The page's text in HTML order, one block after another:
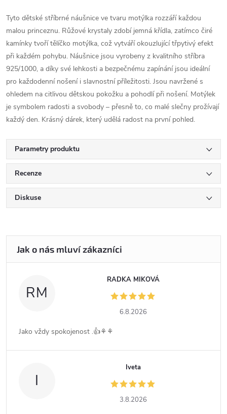
Tyto dětské stříbrné náušnice ve tvaru motýlka rozzáří každou
malou princeznu. Růžové krystaly zdobí jemná křídla, zatímco čiré
kamínky tvoří tělíčko motýlka, což vytváří okouzlující třpytivý efekt
při každém pohybu. Náušnice jsou vyrobeny z kvalitního stříbra
925/1000, a díky své lehkosti a bezpečnému zapínání jsou ideální
pro každodenní nošení i slavnostní příležitosti. Jsou navržené s
ohledem na citlivou dětskou pokožku a pohodlí při nošení. Motýlek
je symbolem radosti a svobody – přesně to, co malé slečny prožívají
každý den. Krásný dárek, který udělá radost na první pohled.
Parametry produktu
Recenze
Diskuse
RM
RADKA MIKOVÁ
6.8.2026
Jako vždy spokojenost .👍⚘️⚘️
I
Iveta
3.8.2026